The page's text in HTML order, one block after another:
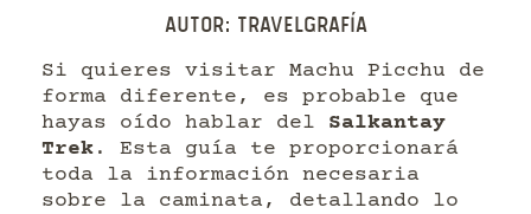
Autor: Travelgrafía
Si quieres visitar Machu Picchu de
forma diferente, es probable que
hayas oído hablar del Salkantay
Trek . Esta guía te proporcionará
toda la información necesaria
sobre la caminata, detallando lo